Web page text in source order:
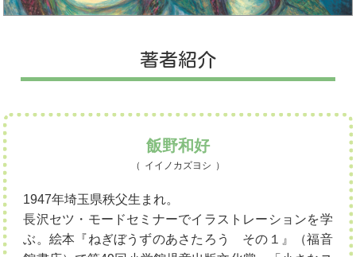
著者紹介
飯野和好
イイノカズヨシ
1947年埼玉県秩父生まれ。
長沢セツ・モードセミナーでイラストレーションを学
ぶ。絵本『ねぎぼうずのあさたろう その１』（福音